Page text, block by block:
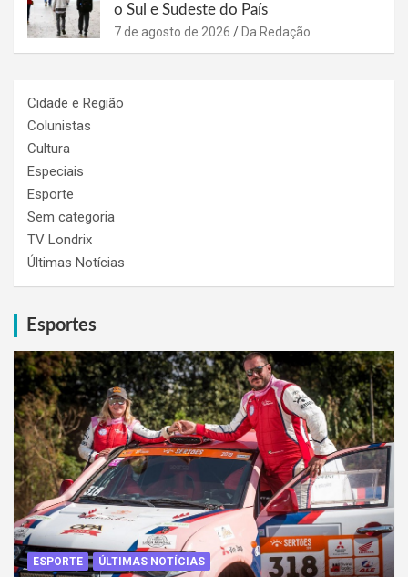
o Sul e Sudeste do País
7 de agosto de 2026 Da Redação
Cidade e Região
Colunistas
Cultura
Especiais
Esporte
Sem categoria
TV Londrix
Últimas Notícias
Esportes
ESPORTE ÚLTIMAS NOTÍCIAS